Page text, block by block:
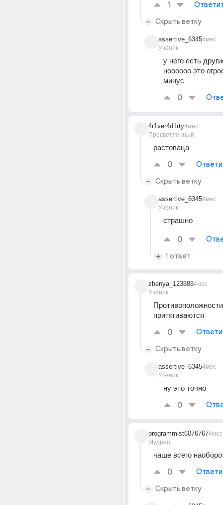
1
Скрыть ветку
assertive_6345
Ученик
4мес
у него есть
ноооооо это
минус
0
4r1ver4d1rty
Просветленный
4мес
растоваца
0
Скрыть ветку
assertive_6345
Ученик
4мес
страшно
0
1 ответ
zhenya_123888
Ученик
4мес
Противоположности
притягиваются
0
Скрыть ветку
assertive_6345
Ученик
4мес
ну это точно
0
programmist6076767
Мудрец
4мес
чаще всего
0
Скрыть ветку